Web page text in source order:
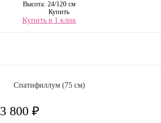
Высота: 24/120 см
Купить
Купить в 1 клик
Спатифиллум (75 см)
3 800 ₽